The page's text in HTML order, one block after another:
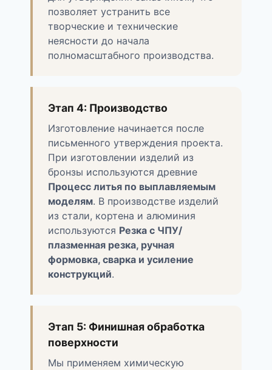
позволяет устранить все
творческие и технические
неясности до начала
полномасштабного производства.
Этап 4: Производство
Изготовление начинается после
письменного утверждения проекта.
При изготовлении изделий из
бронзы используются древние
Процесс литья по выплавляемым
моделям. В производстве изделий
из стали, кортена и алюминия
используются Резка с ЧПУ/
плазменная резка, ручная
формовка, сварка и усиление
конструкций.
Этап 5: Финишная обработка
поверхности
Мы применяем химическую